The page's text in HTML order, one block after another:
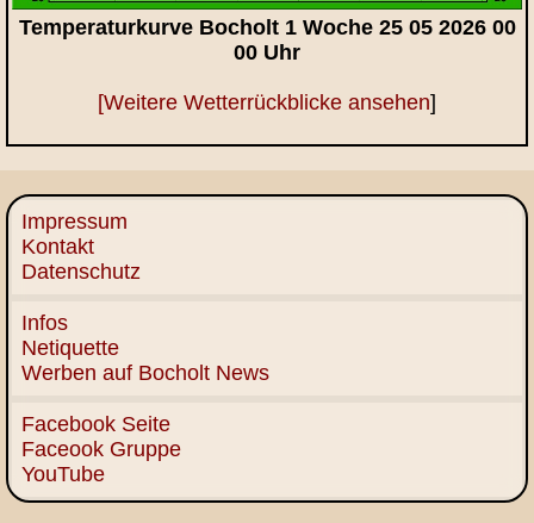
Temperaturkurve Bocholt 1 Woche 25 05 2026 00
00 Uhr
[Weitere Wetterrückblicke ansehen]
Impressum
Kontakt
Datenschutz
Infos
Netiquette
Werben auf Bocholt News
Facebook Seite
Faceook Gruppe
YouTube